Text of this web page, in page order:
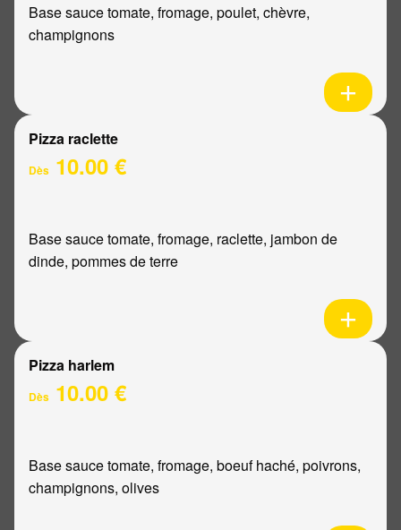
Base sauce tomate, fromage, poulet, chèvre,
champignons
Pizza raclette
Dès 10.00 €
Base sauce tomate, fromage, raclette, jambon de
dinde, pommes de terre
Pizza harlem
Dès 10.00 €
Base sauce tomate, fromage, boeuf haché, poivrons,
champignons, olives